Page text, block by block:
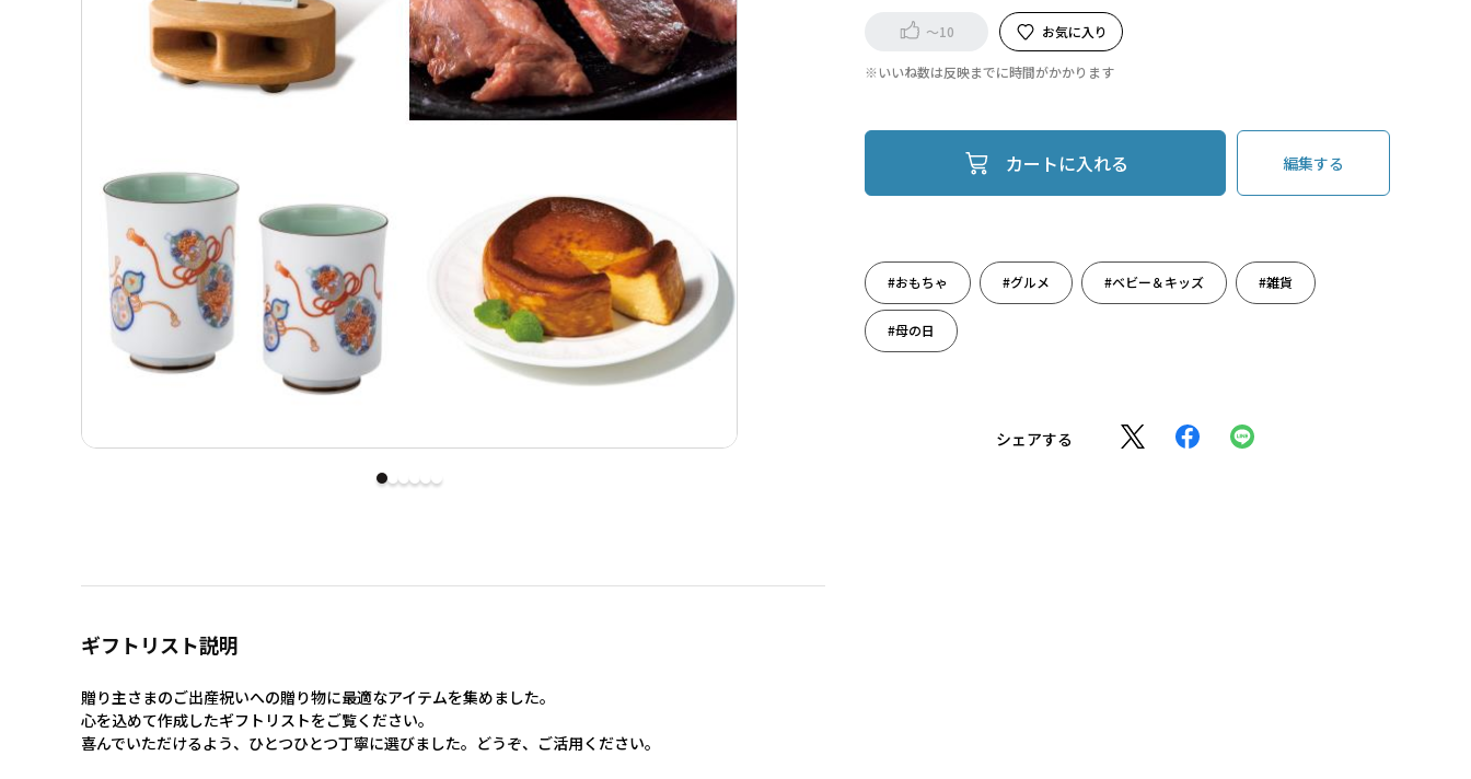
ギフトリスト説明
贈り主さまのご出産祝いへの贈り物に最適なアイテムを集めました。
心を込めて作成したギフトリストをご覧ください。
喜んでいただけるよう、ひとつひとつ丁寧に選びました。どうぞ、ご活用ください。
～10 お気に入り
※いいね数は反映までに時間がかかります
カートに入れる 編集する
#おもちゃ #グルメ #ベビー＆キッズ #雑貨
#母の日
シェアする